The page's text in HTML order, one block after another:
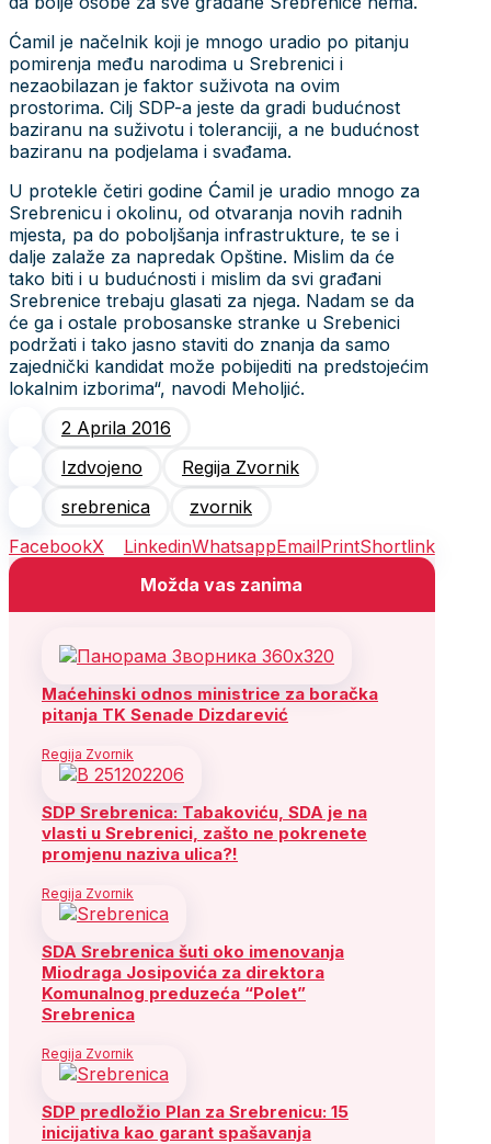
Ćamil je načelnik koji je mnogo uradio po pitanju
pomirenja među narodima u Srebrenici i
nezaobilazan je faktor suživota na ovim
prostorima. Cilj SDP-a jeste da gradi budućnost
baziranu na suživotu i toleranciji, a ne budućnost
baziranu na podjelama i svađama.
U protekle četiri godine Ćamil je uradio mnogo za
Srebrenicu i okolinu, od otvaranja novih radnih
mjesta, pa do poboljšanja infrastrukture, te se i
dalje zalaže za napredak Opštine. Mislim da će
tako biti i u budućnosti i mislim da svi građani
Srebrenice trebaju glasati za njega. Nadam se da
će ga i ostale probosanske stranke u Srebenici
podržati i tako jasno staviti do znanja da samo
zajednički kandidat može pobijediti na predstojećim
lokalnim izborima“, navodi Meholjić.
2 Aprila 2016
Izdvojeno
Regija Zvornik
srebrenica
zvornik
FacebookX LinkedinWhatsappEmailPrintShortlink
Možda vas zanima
Maćehinski odnos ministrice za boračka
pitanja TK Senade Dizdarević
Regija Zvornik
SDP Srebrenica: Tabakoviću, SDA je na
vlasti u Srebrenici, zašto ne pokrenete
promjenu naziva ulica?!
Regija Zvornik
SDA Srebrenica šuti oko imenovanja
Miodraga Josipovića za direktora
Komunalnog preduzeća “Polet”
Srebrenica
Regija Zvornik
SDP predložio Plan za Srebrenicu: 15
inicijativa kao garant spašavanja